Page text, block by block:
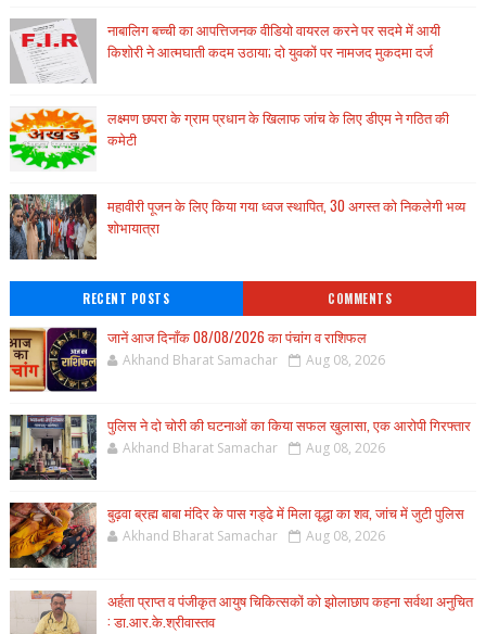
नाबालिग बच्ची का आपत्तिजनक वीडियो वायरल करने पर सदमे में आयी
किशोरी ने आत्मघाती कदम उठाया; दो युवकों पर नामजद मुकदमा दर्ज
लक्ष्मण छपरा के ग्राम प्रधान के खिलाफ जांच के लिए डीएम ने गठित की
कमेटी
महावीरी पूजन के लिए किया गया ध्वज स्थापित, 30 अगस्त को निकलेगी भव्य
शोभायात्रा
RECENT POSTS COMMENTS
जानें आज दिनाँक 08/08/2026 का पंचांग व राशिफल
Akhand Bharat Samachar Aug 08, 2026
पुलिस ने दो चोरी की घटनाओं का किया सफल खुलासा, एक आरोपी गिरफ्तार
Akhand Bharat Samachar Aug 08, 2026
बुढ़वा ब्रह्म बाबा मंदिर के पास गड्ढे में मिला वृद्धा का शव, जांच में जुटी पुलिस
Akhand Bharat Samachar Aug 08, 2026
अर्हता प्राप्त व पंजीकृत आयुष चिकित्सकों को झोलाछाप कहना सर्वथा अनुचित
: डा.आर.के.श्रीवास्तव